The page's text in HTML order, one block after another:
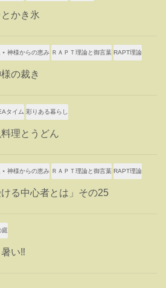
かき氷
⋆ 神様からの恵み ＲＡＰＴ理論と御言葉 RAPT理論
の裁き
タイム 彩りある暮らし
理とうどん
⋆ 神様からの恵み ＲＡＰＴ理論と御言葉 RAPT理論
ける中心者とは」その25
庭
い‼